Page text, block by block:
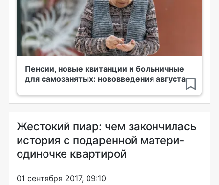
Пенсии, новые квитанции и больничные
для самозанятых: нововведения августа
Жестокий пиар: чем закончилась
история с подаренной матери-
одиночке квартирой
01 сентября 2017, 09:10